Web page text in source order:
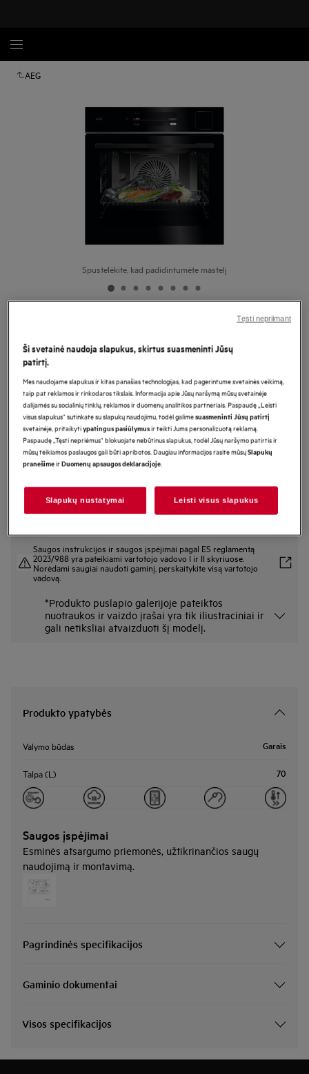
AEG
Spustelėkite, kad padidintumėte mastelį
Garinė orkaitė 9000 serija ProAssist
su SteamPro su maisto termometru
Gaminio informacijos lapas
Pagrindiniai privalumai
9000 serijos orkaitė „ProAssist“ su „SteamPro“ – puikūs rezultatai vienu
spustelėjimu.
Naudodami „SteamPro“ galėsite kepti, skrudinti, gaminti garuose ir
vakuume.
Saugos instrukcijos ir saugos įspėjimai pagal ES reglamentą
2023/988 yra pateikiami vartotojo vadovo I ir II skyriuose.
Norėdami saugiai naudoti gaminį, perskaitykite visą vartotojo
vadovą.
*Produkto puslapio galerijoje pateiktos
nuotraukos ir vaizdo įrašai yra tik iliustraciniai ir
gali netiksliai atvaizduoti šį modelį.
Produkto ypatybės
Valymo būdas Garais
Talpa (L) 70
Saugos įspėjimai
Esminės atsargumo priemonės, užtikrinančios saugų
naudojimą ir montavimą.
Pagrindinės specifikacijos
Gaminio dokumentai
Visos specifikacijos
Ši svetainė naudoja slapukus, skirtus suasmeninti Jūsų
patirtį.
Mes naudojame slapukus ir kitas panašias technologijas, kad pagerintume svetainės veikimą,
taip pat reklamos ir rinkodaros tikslais. Informacija apie Jūsų naršymą mūsų svetainėje
dalijamės su socialinių tinklų, reklamos ir duomenų analitikos partneriais. Paspaudę „Leisti
visus slapukus“ sutinkate su slapukų naudojimu, todėl galimesuasmeninti Jūsų patirtį
svetainėje, pritaikytiypatingus pasiūlymusir teikti Jums personalizuotą reklamą.
Paspaudę „Tęsti nepriėmus“ blokuojate nebūtinus slapukus, todėl Jūsų naršymo patirtis ir
mūsų teikiamos paslaugos gali būti apribotos. Daugiau informacijos rasite mūsųSlapukų
pranešimeirDuomenų apsaugos deklaracijoje.
Slapukų nustatymai Leisti visus slapukus
Tęsti nepriimant